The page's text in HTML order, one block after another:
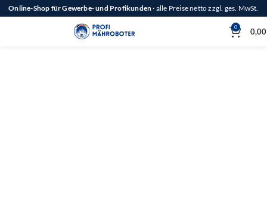
Online-Shop für Gewerbe- und Profikunden· alle Preise netto zzgl. ges. MwSt.
0